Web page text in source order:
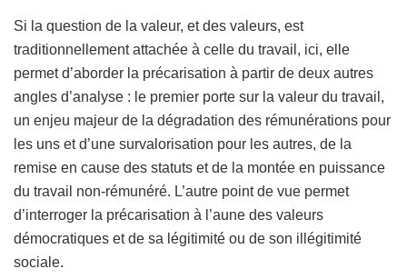
Si la question de la valeur, et des valeurs, est
traditionnellement attachée à celle du travail, ici, elle
permet d’aborder la précarisation à partir de deux autres
angles d’analyse : le premier porte sur la valeur du travail,
un enjeu majeur de la dégradation des rémunérations pour
les uns et d’une survalorisation pour les autres, de la
remise en cause des statuts et de la montée en puissance
du travail non-rémunéré. L’autre point de vue permet
d’interroger la précarisation à l’aune des valeurs
démocratiques et de sa légitimité ou de son illégitimité
sociale.